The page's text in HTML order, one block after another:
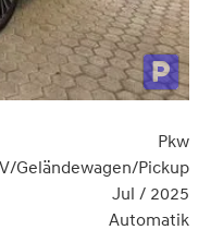
Pkw
Geländewagen/Pickup
Jul / 2025
Automatik